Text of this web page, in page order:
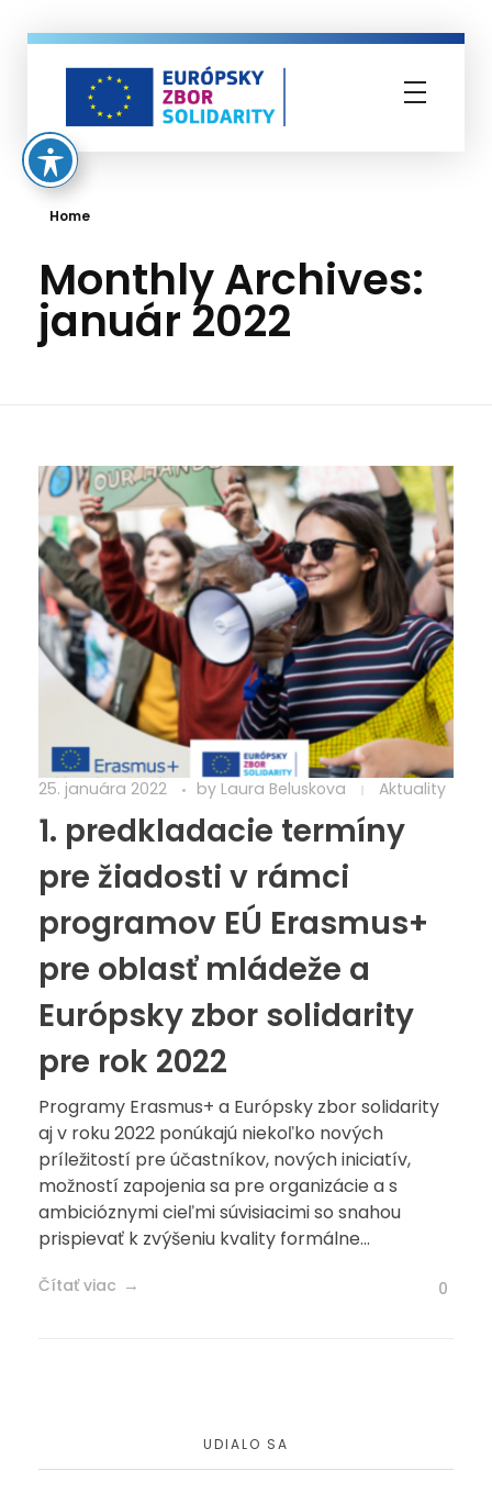
Home
Monthly Archives:
január 2022
25. januára 2022 by Laura Beluskova Aktuality
1. predkladacie termíny
pre žiadosti v rámci
programov EÚ Erasmus+
pre oblasť mládeže a
Európsky zbor solidarity
pre rok 2022
Programy Erasmus+ a Európsky zbor solidarity
aj v roku 2022 ponúkajú niekoľko nových
príležitostí pre účastníkov, nových iniciatív,
možností zapojenia sa pre organizácie a s
ambicióznymi cieľmi súvisiacimi so snahou
prispievať k zvýšeniu kvality formálne...
Čítať viac 0
UDIALO SA